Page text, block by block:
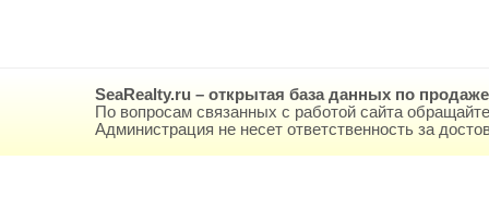
SeaRealty.ru – открытая база данных по
По вопросам связанных с работой сайта
Администрация не несет ответственность за